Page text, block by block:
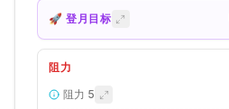
🚀 登月目标
阻力
阻力 5